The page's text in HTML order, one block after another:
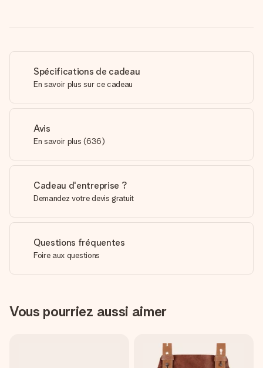
Spécifications de cadeau
En savoir plus sur ce cadeau
Avis
En savoir plus (636)
Cadeau d'entreprise ?
Demandez votre devis gratuit
Questions fréquentes
Foire aux questions
Vous pourriez aussi aimer